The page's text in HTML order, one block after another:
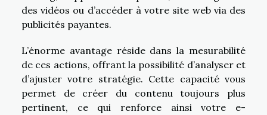
des vidéos ou d’accéder à votre site web via des
publicités payantes.
L’énorme avantage réside dans la mesurabilité
de ces actions, offrant la possibilité d’analyser et
d’ajuster votre stratégie. Cette capacité vous
permet de créer du contenu toujours plus
pertinent, ce qui renforce ainsi votre e-